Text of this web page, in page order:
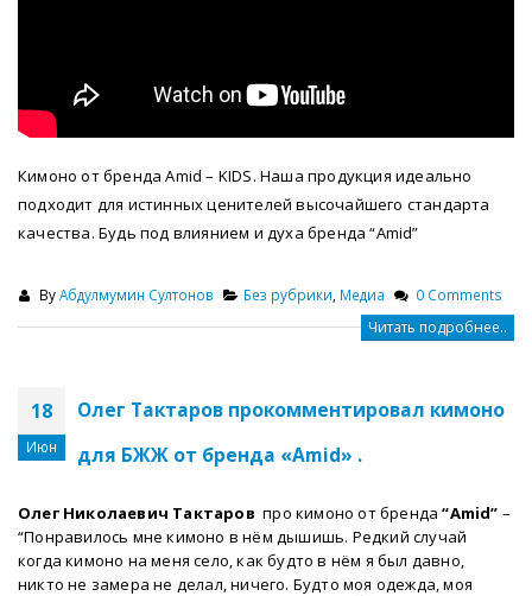
Кимоно от бренда Amid – KIDS. Наша продукция идеально
подходит для истинных ценителей высочайшего стандарта
качества. Будь под влиянием и духа бренда “Amid”
ByАбдулмумин Султонов Без рубрики Медиа 0 Comments
Читать подробнее..
18
Июн
Олег Тактаров прокомментировал кимоно
для БЖЖ от бренда «Amid» .
Олег Николаевич Тактаров про кимоно от бренда“Amid” –
“Понравилось мне кимоно в нём дышишь. Редкий случай
когда кимоно на меня село, как будто в нём я был давно,
никто не замера не делал, ничего. Будто моя одежда, моя